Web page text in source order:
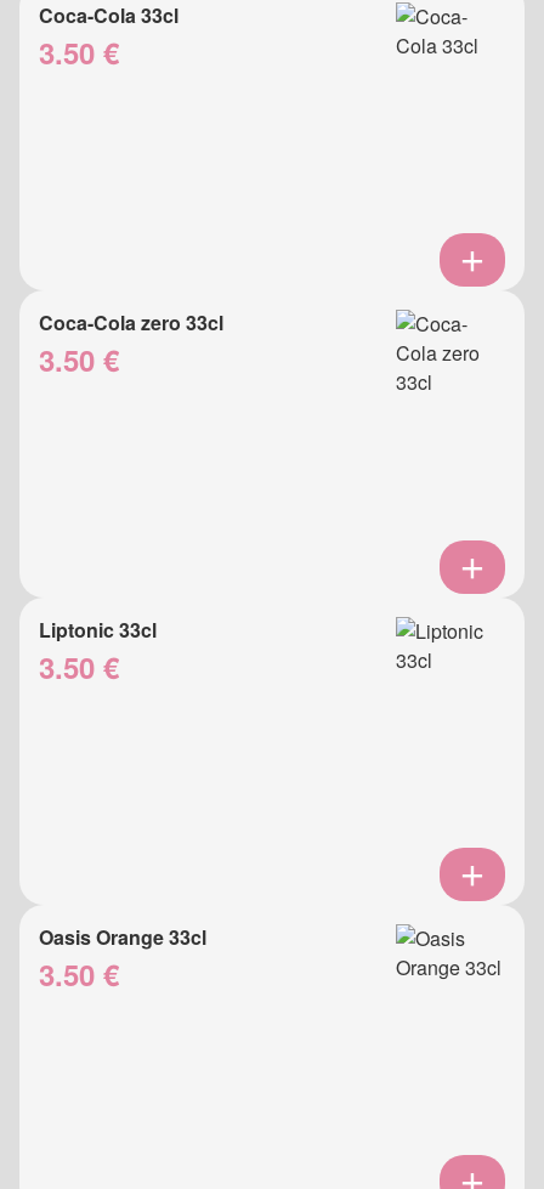
Coca-Cola 33cl
3.50 €
Coca-Cola zero 33cl
3.50 €
Liptonic 33cl
3.50 €
Oasis Orange 33cl
3.50 €